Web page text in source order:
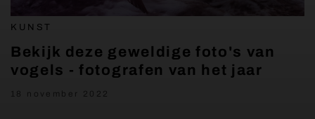
KUNST
Bekijk deze geweldige foto's van
vogels - fotografen van het jaar
18 november 2022